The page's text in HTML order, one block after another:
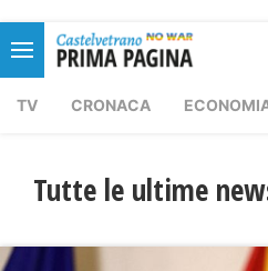
TV CRONACA
Tutte le ultime